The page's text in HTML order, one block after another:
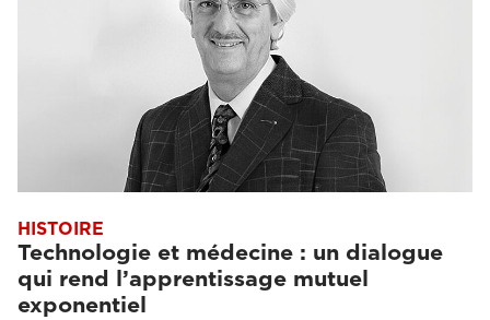
HISTOIRE
Technologie et médecine : un dialogue
qui rend l’apprentissage mutuel
exponentiel